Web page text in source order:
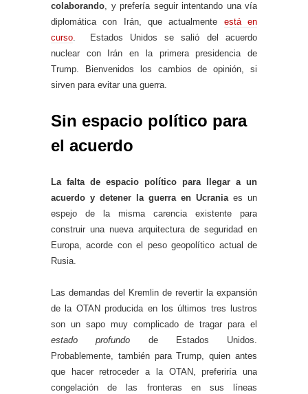
colaborando, y prefería seguir intentando una vía
diplomática con Irán, que actualmente está en
curso. Estados Unidos se salió del acuerdo
nuclear con Irán en la primera presidencia de
Trump. Bienvenidos los cambios de opinión, si
sirven para evitar una guerra.
Sin espacio político para
el acuerdo
La falta de espacio político para llegar a un
acuerdo y detener la guerra en Ucraniaes un
espejo de la misma carencia existente para
construir una nueva arquitectura de seguridad en
Europa, acorde con el peso geopolítico actual de
Rusia.
Las demandas del Kremlin de revertir la expansión
de la OTAN producida en los últimos tres lustros
son un sapo muy complicado de tragar para el
estado profundo de Estados Unidos.
Probablemente, también para Trump, quien antes
que hacer retroceder a la OTAN, preferiría una
congelación de las fronteras en sus líneas